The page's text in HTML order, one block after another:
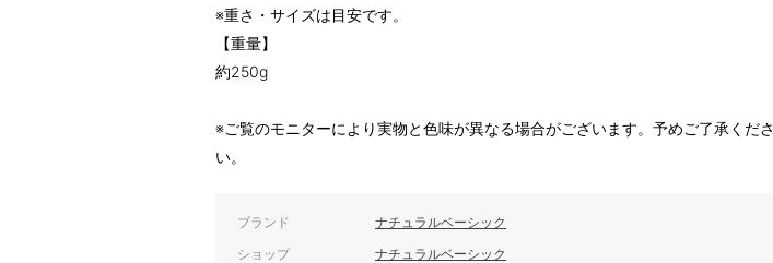
※重さ・サイズは目安です。
【重量】
約250g
※ご覧のモニターにより実物と色味が異なる場合がございます。予めご了承くださ
い。
ブランド ナチュラルベーシック
ショップ ナチュラルベーシック